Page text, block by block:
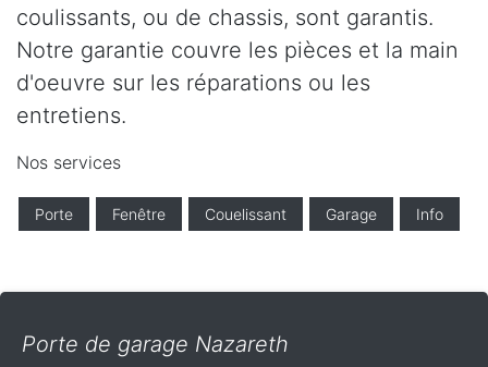
coulissants, ou de chassis, sont garantis.
Notre garantie couvre les pièces et la main
d'oeuvre sur les réparations ou les
entretiens.
Nos services
Porte Fenêtre Couelissant Garage Info
Porte de garage Nazareth